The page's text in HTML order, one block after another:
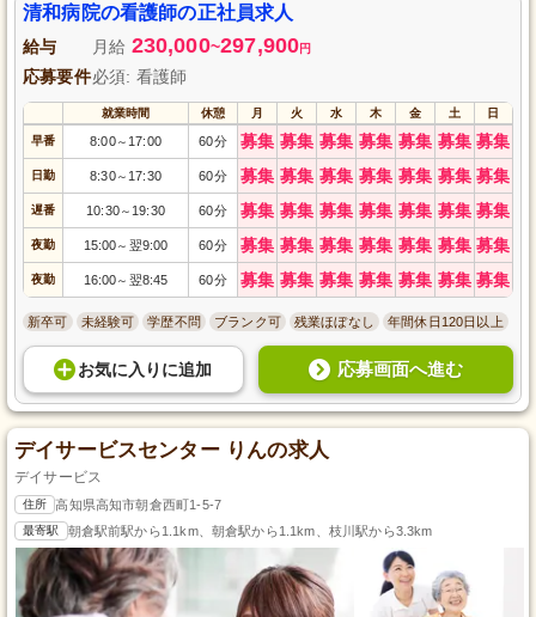
清和病院の看護師の正社員求人
給与 月給 230,000~297,900円
応募要件必須: 看護師
就業時間 休憩 月 火 水 木 金 土 日
早番 8:00～ 17:00 60分 募集 募集 募集 募集 募集 募集 募集
日勤 8:30～ 17:30 60分 募集 募集 募集 募集 募集 募集 募集
遅番 10:30～ 19:30 60分 募集 募集 募集 募集 募集 募集 募集
夜勤 15:00～ 翌9:00 60分 募集 募集 募集 募集 募集 募集 募集
夜勤 16:00～ 翌8:45 60分 募集 募集 募集 募集 募集 募集 募集
新卒可 未経験可 学歴不問 ブランク可 残業ほぼなし 年間休日120日以上
お気に入り に追加 応募画面へ進む
デイサービスセンター りんの求人
デイサービス
住所 高知県高知市朝倉西町1-5-7
最寄駅 朝倉駅前駅から1.1km、朝倉駅から1.1km、枝川駅から3.3km